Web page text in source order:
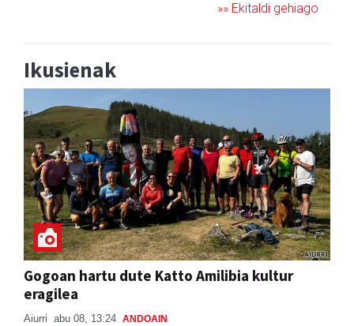
»» Ekitaldi gehiago
Ikusienak
Gogoan hartu dute Katto Amilibia kultur
eragilea
Aiurri abu 08, 13:24 ANDOAIN